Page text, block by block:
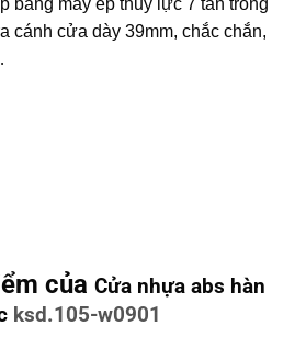
cánh cửa dày 39mm, chắc chắn,
của Cửa nhựa abs hàn
ksd.105-w0901